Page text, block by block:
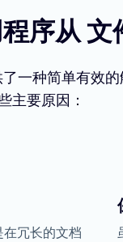
序从 文
一种简单有效
主要原因：
冗长的文档